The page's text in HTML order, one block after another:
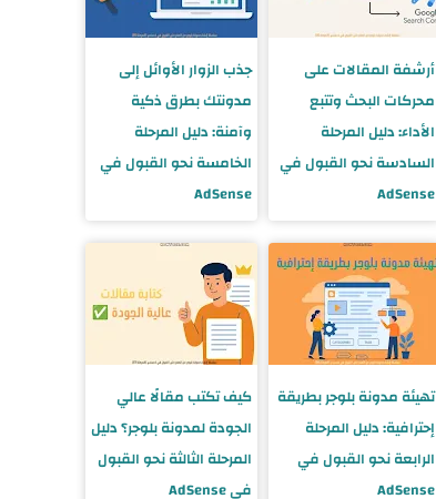
أرشفة المقالات على
محركات البحث وتتبع
الأداء: دليل المرحلة
السادسة نحو القبول في
AdSense
جذب الزوار الأوائل إلى
مدونتك بطرق ذكية
وآمنة: دليل المرحلة
الخامسة نحو القبول في
AdSense
تهيئة مدونة بلوجر بطريقة
إحترافية: دليل المرحلة
الرابعة نحو القبول في
AdSense
كيف تكتب مقالًا عالي
الجودة لمدونة بلوجر؟ دليل
المرحلة الثالثة نحو القبول
في AdSense